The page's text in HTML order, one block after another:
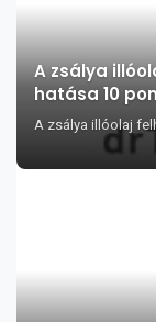
A zsálya
hatása 10
A zsálya illóolaj